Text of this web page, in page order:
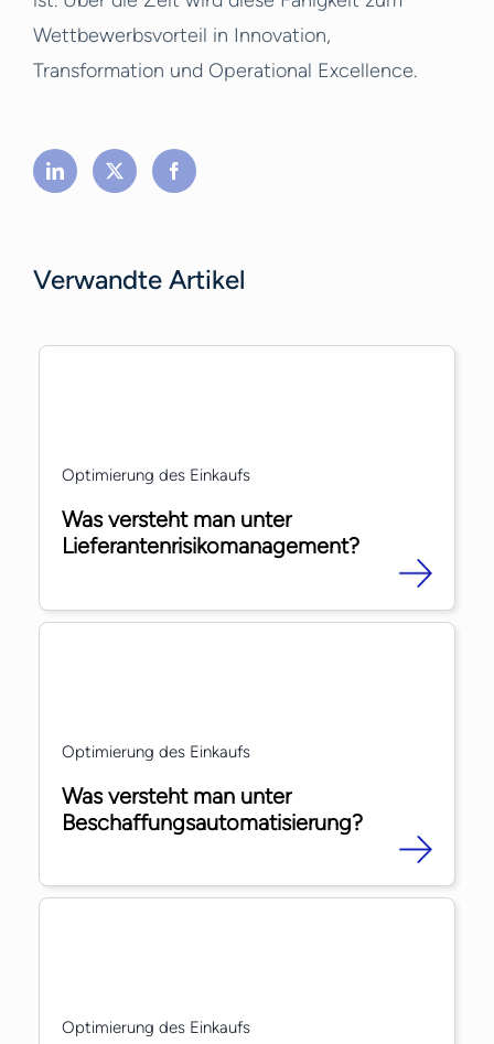
Wettbewerbsvorteil in Innovation,
Transformation und Operational Excellence.
Verwandte Artikel
Optimierung des Einkaufs
Was versteht man unter
Lieferantenrisikomanagement?
Optimierung des Einkaufs
Was versteht man unter
Beschaffungsautomatisierung?
Optimierung des Einkaufs